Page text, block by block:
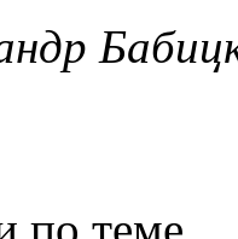
по теме